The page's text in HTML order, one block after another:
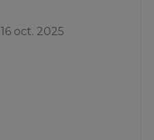
16 oct. 2025